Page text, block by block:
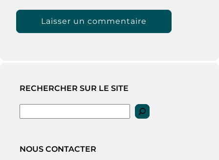
RECHERCHER SUR LE SITE
NOUS CONTACTER